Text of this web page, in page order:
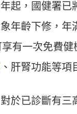
起，國健署已
年齡下修，年
有一次免費健
、肝腎功能等項
於已診斷有三